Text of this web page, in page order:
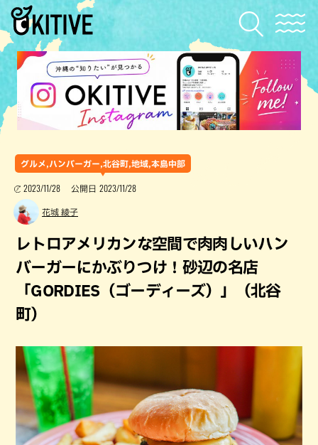
グルメ,ハンバーガー,北谷町,地域,本島中部
2023/11/28 公開日 2023/11/28
花城 綾子
レトロアメリカンな空間で肉肉しいハン
バーガーにかぶりつけ！砂辺の名店
「GORDIES（ゴーディーズ）」（北谷
町）